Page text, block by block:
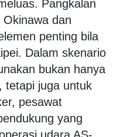
Pangkalan
dan
penting bila
Dalam skenario
bukan hanya
tetapi juga untuk
pesawat
yang